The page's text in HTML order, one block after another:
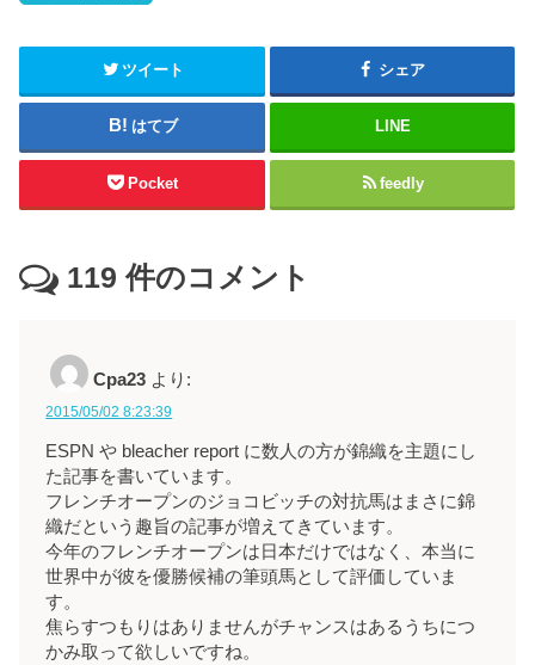
ツイート シェア
はてブ LINE
Pocket feedly
119 件のコメント
Cpa23 より:
2015/05/02 8:23:39
ESPN や bleacher report に数人の方が錦織を主題にし
た記事を書いています。
フレンチオープンのジョコビッチの対抗馬はまさに錦
織だという趣旨の記事が増えてきています。
今年のフレンチオープンは日本だけではなく、本当に
世界中が彼を優勝候補の筆頭馬として評価していま
す。
焦らすつもりはありませんがチャンスはあるうちにつ
かみ取って欲しいですね。